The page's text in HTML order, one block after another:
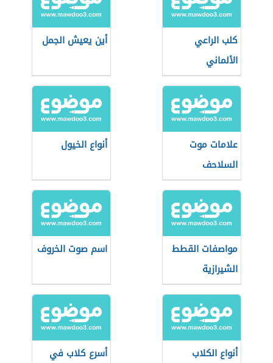
كلب الراعي
الألماني
أين يعيش الجمل
علامات موت
السلاحف
أنواع الخيول
مواصفات القطط
الشيرازية
اسم صوت الخروف
أنواع الكلاب
أسرع كلاب في